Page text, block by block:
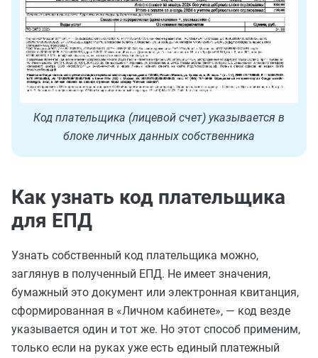
Код плательщика (лицевой счет) указывается в
блоке личных данных собственника
Как узнать код плательщика
для ЕПД
Узнать собственный код плательщика можно,
заглянув в полученный ЕПД. Не имеет значения,
бумажный это документ или электронная квитанция,
сформированная в «Личном кабинете», — код везде
указывается один и тот же. Но этот способ применим,
только если на руках уже есть единый платежный